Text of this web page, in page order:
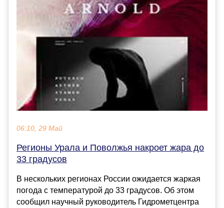
06:10, 29 Май
Регионы Урала и Поволжья накроет жара до
33 градусов
В нескольких регионах России ожидается жаркая
погода с температурой до 33 градусов. Об этом
сообщил научный руководитель Гидрометцентра